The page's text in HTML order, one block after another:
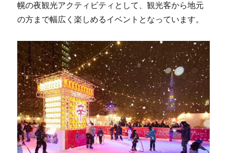
幌の夜観光アクティビティとして、観光客から地元
の方まで幅広く楽しめるイベントとなっています。